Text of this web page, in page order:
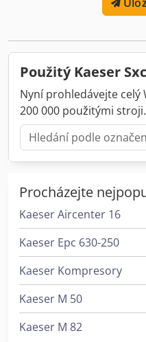
Použitý Kaeser
Nyní prohledávejte celý
200 000 použitými stroji.
Procházejte
Kaeser Aircenter 16
Kaeser Epc 630-250
Kaeser Kompresory
Kaeser M 50
Kaeser M 82